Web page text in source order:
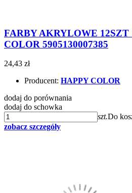
FARBY AKRYLOWE
COLOR 5905130007385
24,43 zł
Producent: HAPPY COLOR
dodaj do porównania
dodaj do schowka
szt.Do
zobacz szczegóły